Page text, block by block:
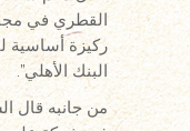
القطري في
ركيزة أساسية
البنك الأهلي”.
من جانبه قال